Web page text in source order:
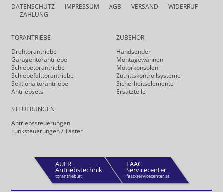
DATENSCHUTZ IMPRESSUM AGB VERSAND
WIDERRUF
ZAHLUNG
TORANTRIEBE
Drehtor­antriebe
Garagentorantriebe
Schiebetorantriebe
Schiebefalt­torantriebe
Sektionaltorantriebe
Antriebsets
STEUERUNGEN
Antriebs­steuerungen
Funk­steuerungen / Taster
ZUBEHÖR
Handsender
Montagewannen
Motorkonsolen
Zutrittskontrollsysteme
Sicherheits­elemente
Ersatzteile
AUER
Antriebstechnik
torantrieb.at
FAAC
Servicecenter
faac-servicecenter.at